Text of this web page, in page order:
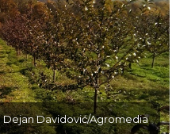
Davidović/Agromedia